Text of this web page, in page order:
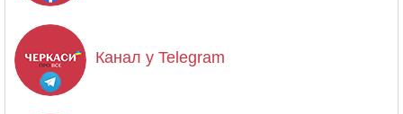
Канал у Telegram